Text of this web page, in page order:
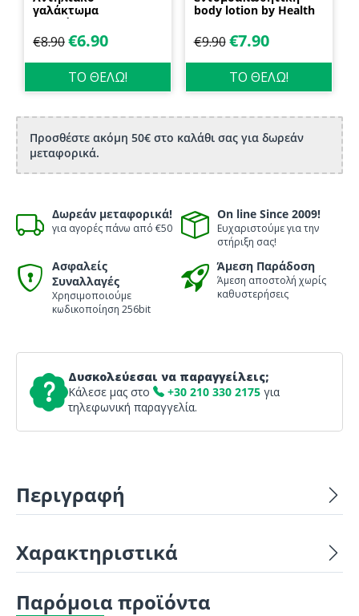
γαλάκτωμα
προσώπου και
σώματος 70ml
Biosanto
€8.90€6.90
ΤΟ ΘΕΛΩ!
body lotion by Health
€9.90 €7.90
ΤΟ ΘΕΛΩ!
Προσθέστε ακόμη 50€ στο καλάθι σας για δωρεάν
μεταφορικά.
Δωρεάν μεταφορικά!
για αγορές πάνω από €50
On line Since 2009!
Ευχαριστούμε για την
στήριξη σας!
Ασφαλείς
Συναλλαγές
Χρησιμοποιούμε
κωδικοποίηση 256bit
Άμεση Παράδοση
Άμεση αποστολή χωρίς
καθυστερήσεις
Δυσκολεύεσαι να παραγγείλεις;
Κάλεσε μας στο
+30 210 330 2175 για
τηλεφωνική παραγγελία.
Περιγραφή
Χαρακτηριστικά
Παρόμοια προϊόντα